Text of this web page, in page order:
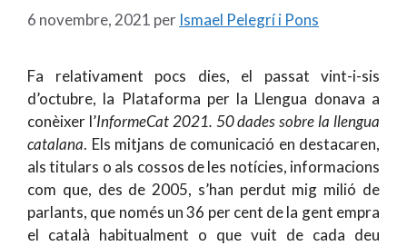
6 novembre, 2021 per Ismael Pelegrí i Pons
Fa relativament pocs dies, el passat vint-i-sis
d’octubre, la Plataforma per la Llengua donava a
conèixer l’InformeCat 2021. 50 dades sobre la llengua
catalana. Els mitjans de comunicació en destacaren,
als titulars o als cossos de les notícies, informacions
com que, des de 2005, s’han perdut mig milió de
parlants, que només un 36 per cent de la gent empra
el català habitualment o que vuit de cada deu